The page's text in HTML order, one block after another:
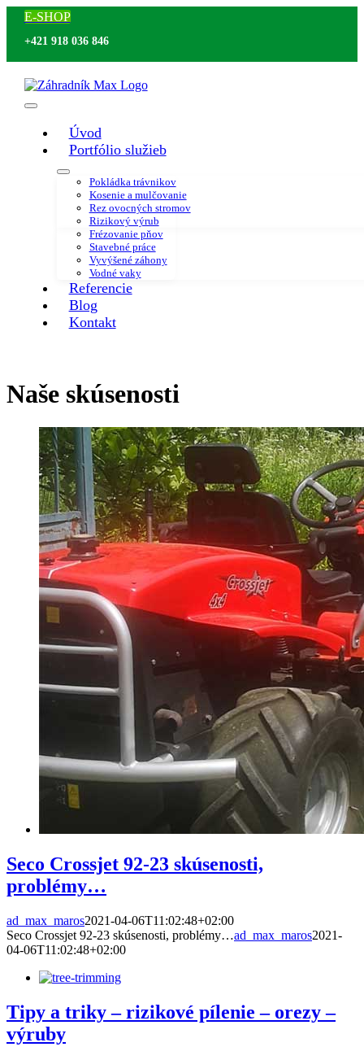
Skip
content
E-SHOP
+421 918 036 846
Navigation
Úvod
Portfólio služieb
Pokládka trávnikov
Kosenie a mulčovanie
Rez ovocných stromov
Rizikový výrub
Frézovanie pňov
Stavebné práce
Vyvýšené záhony
Vodné vaky
Referencie
Blog
Kontakt
Naše skúsenosti
Seco Crossjet 92-23 skúsenosti,
problémy…
ad_max_maros2021-04-06T11:02:48+02:00
Seco Crossjet 92-23 skúsenosti, problémy…ad_max_maros2021-
04-06T11:02:48+02:00
Tipy a triky – rizikové pílenie – orezy –
výruby